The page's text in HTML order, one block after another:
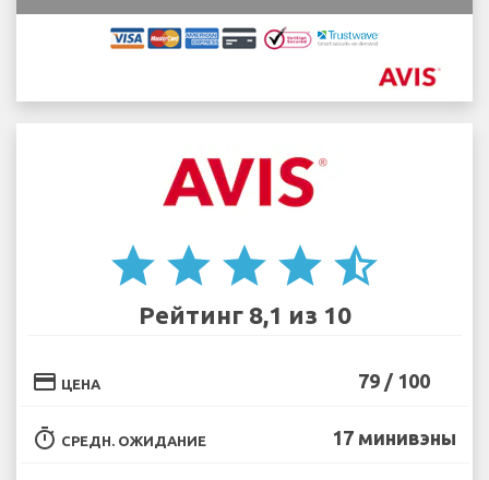
star star star star star_half
Рейтинг 8,1 из 10
credit_card ЦЕНА 79 / 100
timer СРЕДН. ОЖИДАНИЕ 17 минивэны